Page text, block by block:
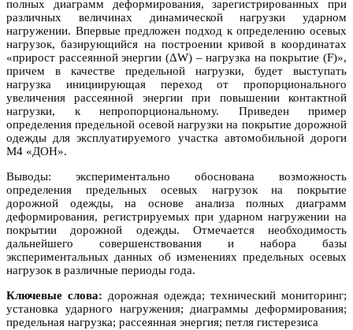
полных диаграмм деформирования, зарегистрированных при
различных величинах динамической нагрузки ударном
нагружении. Впервые предложен подход к определению осевых
нагрузок, базирующийся на построении кривой в координатах
«прирост рассеянной энергии (ΔW) – нагрузка на покрытие (F)»,
причем в качестве предельной нагрузки, будет выступать
нагрузка инициирующая переход от пропорционального
увеличения рассеянной энергии при повышении контактной
нагрузки, к непропорциональному. Приведен пример
определения предельной осевой нагрузки на покрытие дорожной
одежды для эксплуатируемого участка автомобильной дороги
М4 «ДОН».
Выводы: экспериментально обоснована возможность
определения предельных осевых нагрузок на покрытие
дорожной одежды, на основе анализа полных диаграмм
деформирования, регистрируемых при ударном нагружении на
покрытии дорожной одежды. Отмечается необходимость
дальнейшего совершенствования и набора базы
экспериментальных данных об изменениях предельных осевых
нагрузок в различные периоды года.
Ключевые слова: дорожная одежда; технический мониторинг;
установка ударного нагружения; диаграммы деформирования;
предельная нагрузка; рассеянная энергия; петля гистерезиса